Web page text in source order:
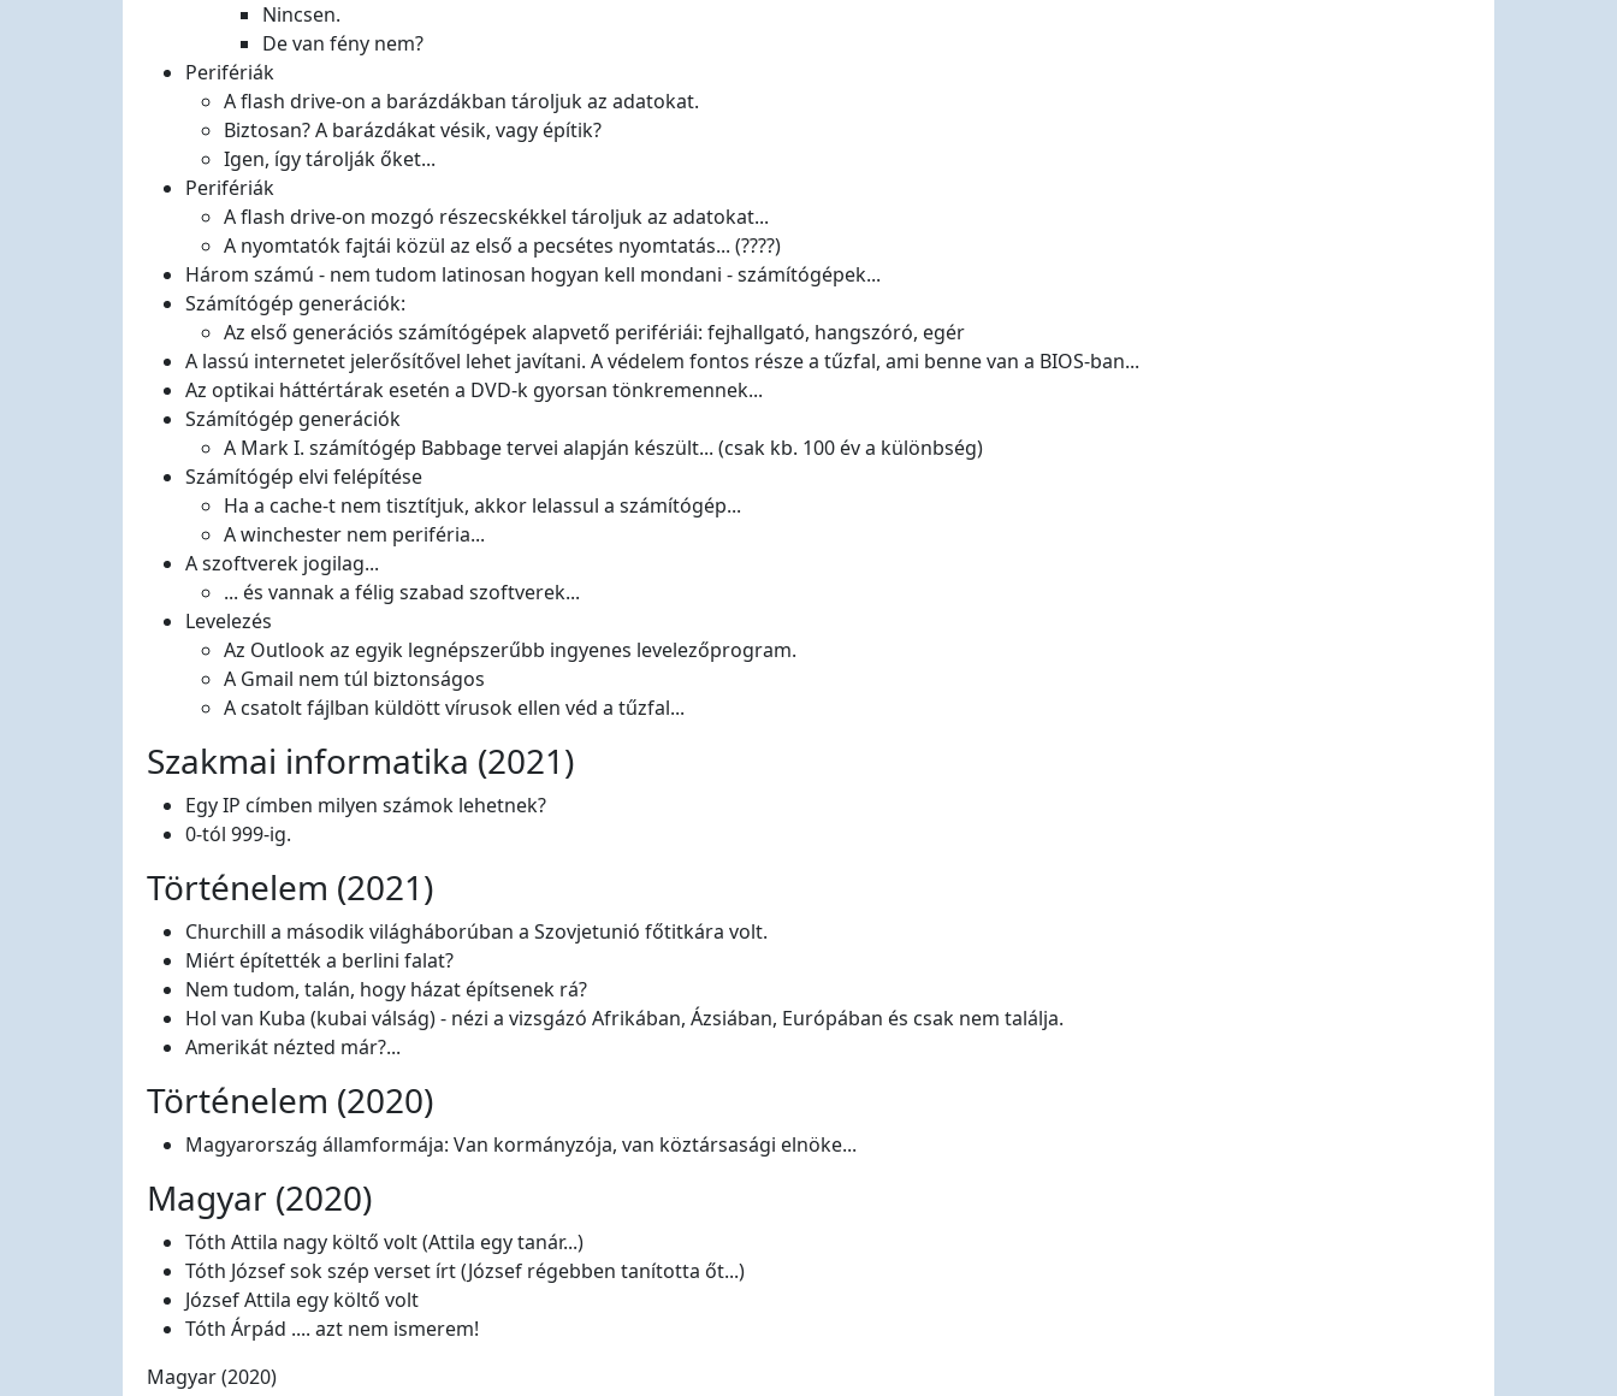
Nincsen.
De van fény nem?
Perifériák
A flash drive-on a barázdákban tároljuk az adatokat.
Biztosan? A barázdákat vésik, vagy építik?
Igen, így tárolják őket...
Perifériák
A flash drive-on mozgó részecskékkel tároljuk az adatokat...
A nyomtatók fajtái közül az első a pecsétes nyomtatás... (????)
Három számú - nem tudom latinosan hogyan kell mondani - számítógépek...
Számítógép generációk:
Az első generációs számítógépek alapvető perifériái: fejhallgató, hangszóró, egér
A lassú internetet jelerősítővel lehet javítani. A védelem fontos része a tűzfal, ami benne van a BIOS-ban...
Az optikai háttértárak esetén a DVD-k gyorsan tönkremennek...
Számítógép generációk
A Mark I. számítógép Babbage tervei alapján készült... (csak kb. 100 év a különbség)
Számítógép elvi felépítése
Ha a cache-t nem tisztítjuk, akkor lelassul a számítógép...
A winchester nem periféria...
A szoftverek jogilag...
... és vannak a félig szabad szoftverek...
Levelezés
Az Outlook az egyik legnépszerűbb ingyenes levelezőprogram.
A Gmail nem túl biztonságos
A csatolt fájlban küldött vírusok ellen véd a tűzfal...
Szakmai informatika (2021)
Egy IP címben milyen számok lehetnek?
0-tól 999-ig.
Történelem (2021)
Churchill a második világháborúban a Szovjetunió főtitkára volt.
Miért építették a berlini falat?
Nem tudom, talán, hogy házat építsenek rá?
Hol van Kuba (kubai válság) - nézi a vizsgázó Afrikában, Ázsiában, Európában és csak nem találja.
Amerikát nézted már?...
Történelem (2020)
Magyarország államformája: Van kormányzója, van köztársasági elnöke...
Magyar (2020)
Tóth Attila nagy költő volt (Attila egy tanár...)
Tóth József sok szép verset írt (József régebben tanította őt...)
József Attila egy költő volt
Tóth Árpád .... azt nem ismerem!
Magyar (2020)